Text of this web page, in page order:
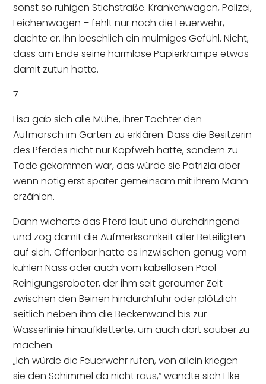
sonst so ruhigen Stichstraße. Krankenwagen, Polizei,
Leichenwagen – fehlt nur noch die Feuerwehr,
dachte er. Ihn beschlich ein mulmiges Gefühl. Nicht,
dass am Ende seine harmlose Papierkrampe etwas
damit zutun hatte.
7
Lisa gab sich alle Mühe, ihrer Tochter den
Aufmarsch im Garten zu erklären. Dass die Besitzerin
des Pferdes nicht nur Kopfweh hatte, sondern zu
Tode gekommen war, das würde sie Patrizia aber
wenn nötig erst später gemeinsam mit ihrem Mann
erzählen.
Dann wieherte das Pferd laut und durchdringend
und zog damit die Aufmerksamkeit aller Beteiligten
auf sich. Offenbar hatte es inzwischen genug vom
kühlen Nass oder auch vom kabellosen Pool-
Reinigungsroboter, der ihm seit geraumer Zeit
zwischen den Beinen hindurchfuhr oder plötzlich
seitlich neben ihm die Beckenwand bis zur
Wasserlinie hinaufkletterte, um auch dort sauber zu
machen.
„Ich würde die Feuerwehr rufen, von allein kriegen
sie den Schimmel da nicht raus,“ wandte sich Elke